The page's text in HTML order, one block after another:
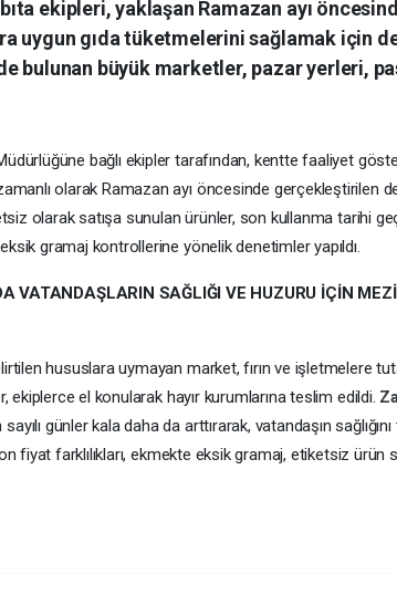
ekipleri, yaklaşan Ramazan ayı
uygun gıda tüketmelerini sağlamak için
bulunan büyük marketler, pazar yerleri,
bağlı ekipler tarafından, kentte faaliyet
olarak Ramazan ayı öncesinde gerçekleştirilen
olarak satışa sunulan ürünler, son kullanma tarihi
gramaj kontrollerine yönelik denetimler yapıldı.
VATANDAŞLARIN SAĞLIĞI VE HUZURU İÇİN
hususlara uymayan market, fırın ve işletmelere
ekiplerce el konularak hayır kurumlarına teslim edildi.
günler kala daha da arttırarak, vatandaşın
fiyat farklılıkları, ekmekte eksik gramaj, etiketsiz ürün